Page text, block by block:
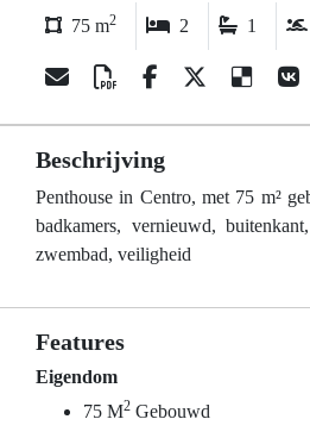
75 m2 2 1
Beschrijving
Penthouse in Centro, met 75 m²
badkamers, vernieuwd,
zwembad, veiligheid
Features
Eigendom
75 M2 Gebouwd